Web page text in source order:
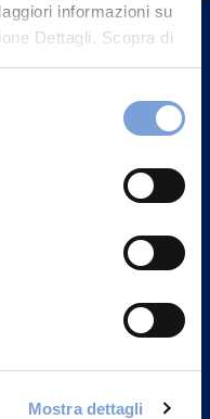
informazioni su
Dettagli. Scopra di
e come trattiamo i
sezione "Informativa
Mostra dettagli